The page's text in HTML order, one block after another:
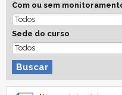
Com ou sem
Sede do curso
Buscar